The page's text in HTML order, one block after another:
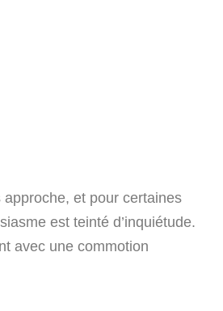
et pour certaines
est teinté d’inquiétude.
avec une commotion